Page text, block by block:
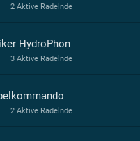
2 Aktive Radelnde
HydroPhon
3 Aktive Radelnde
2 Aktive Radelnde